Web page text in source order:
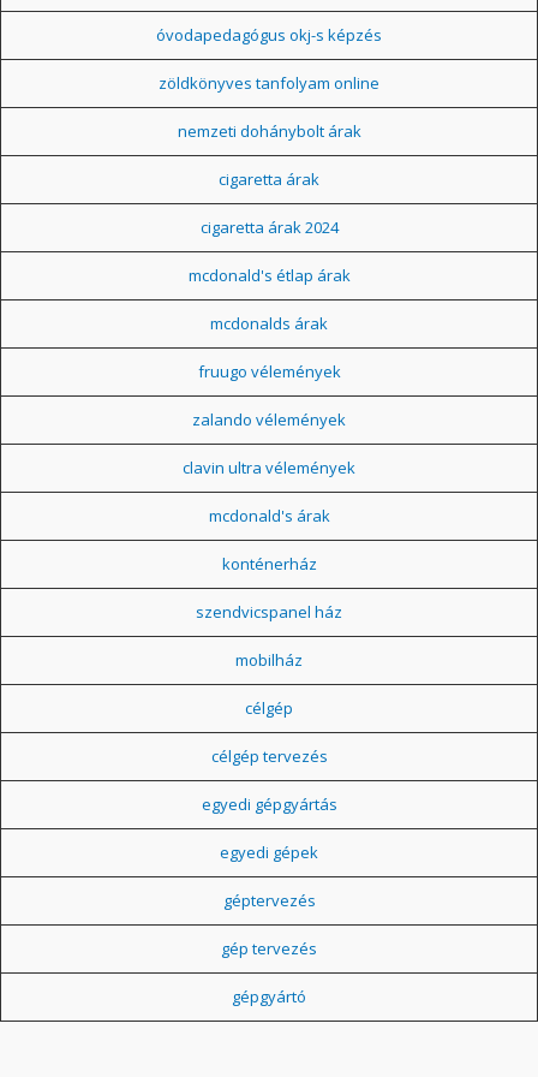
óvodapedagógus okj-s képzés
zöldkönyves tanfolyam online
nemzeti dohánybolt árak
cigaretta árak
cigaretta árak 2024
mcdonald's étlap árak
mcdonalds árak
fruugo vélemények
zalando vélemények
clavin ultra vélemények
mcdonald's árak
konténerház
szendvicspanel ház
mobilház
célgép
célgép tervezés
egyedi gépgyártás
egyedi gépek
géptervezés
gép tervezés
gépgyártó